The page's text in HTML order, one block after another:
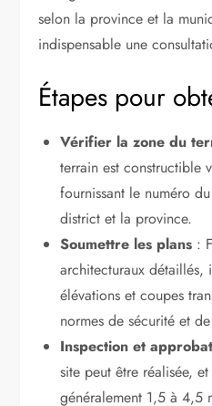
selon la province et la
indispensable une
Étapes pour
Vérifier la zone du
terrain est constructible
fournissant le numéro
district et la province.
Soumettre les plans :
architecturaux détaillés,
élévations et coupes
normes de sécurité et
Inspection et
site peut être réalisée,
généralement 1,5 à 4,5